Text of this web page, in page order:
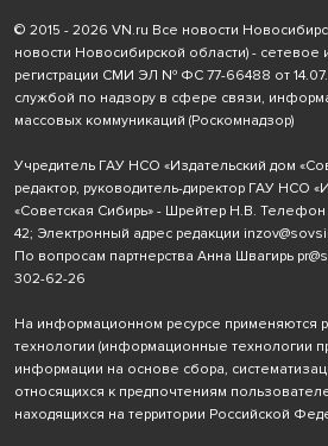
© 2015 - 2026 VN.ru Все новости
новости Новосибирской области) - сетевое
регистрации СМИ ЭЛ № ФС 77-66488 от
службой по надзору в сфере связи,
массовых коммуникаций (Роскомнадзор)
Учредитель ГАУ НСО «Издательский дом
редактор, руководитель-директор ГАУ НСО
«Советская Сибирь» - Шрейтер Н.В. Телефон
42; Электронный адрес редакции
По вопросам партнерства Анна Швагирь
302-62-26
На информационном ресурсе применяются
технологии (информационные технологии
информации на основе сбора,
относящихся к предпочтениям
находящихся на территории Российской